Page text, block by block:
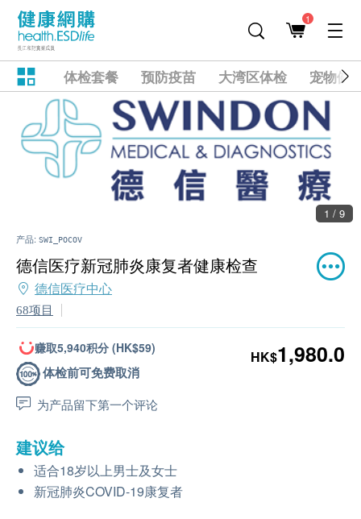
1
体检套餐 预防疫苗 大湾区体检 宠物健
1 / 9
产品: SWI_POCOV
德信医疗新冠肺炎康复者健康检查
德信医疗中心
68项目
赚取5,940积分 (HK$59)
体检前可免费取消
为产品留下第一个评论
HK$1,980.0
建议给
适合18岁以上男士及女士
新冠肺炎COVID-19康复者